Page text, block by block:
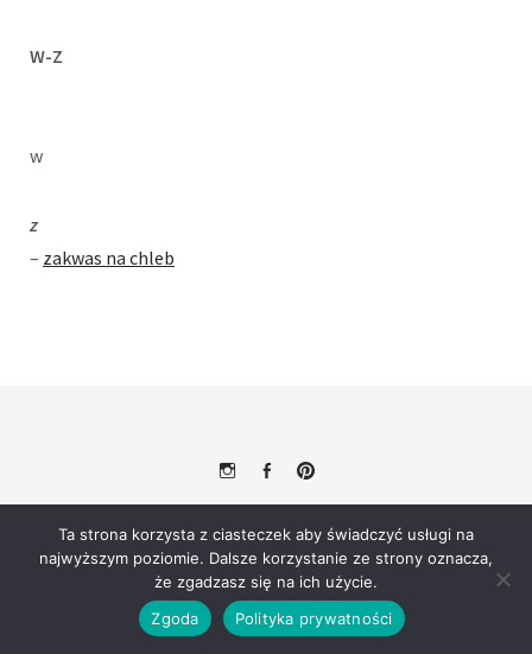
W-Z
w
z
– zakwas na chleb
InstagramFacebookPinterest
Powered byWordPressTheme: Weta byElmastudio.
Ta strona korzysta z ciasteczek aby świadczyć usługi na
najwyższym poziomie. Dalsze korzystanie ze strony oznacza,
że zgadzasz się na ich użycie.
Zgoda
Polityka prywatności